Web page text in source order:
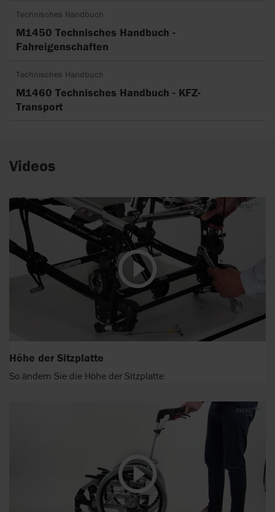
Technisches Handbuch
M1450 Technisches Handbuch -
Fahreigenschaften
Technisches Handbuch
M1460 Technisches Handbuch - KFZ-
Transport
Videos
Höhe der Sitzplatte
So ändern Sie die Höhe der Sitzplatte.